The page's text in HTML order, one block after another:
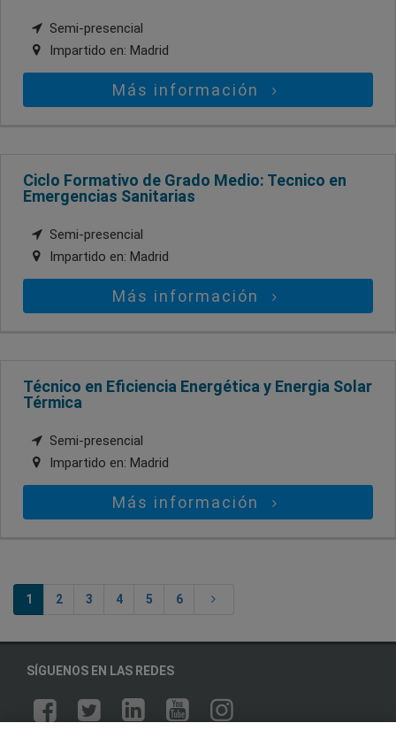
Semi-presencial
Impartido en: Madrid
Más información
Ciclo Formativo de Grado Medio: Tecnico en
Emergencias Sanitarias
Semi-presencial
Impartido en: Madrid
Más información
Técnico en Eficiencia Energética y Energia Solar
Térmica
Semi-presencial
Impartido en: Madrid
Más información
1 2 3 4 5 6
SÍGUENOS EN LAS REDES